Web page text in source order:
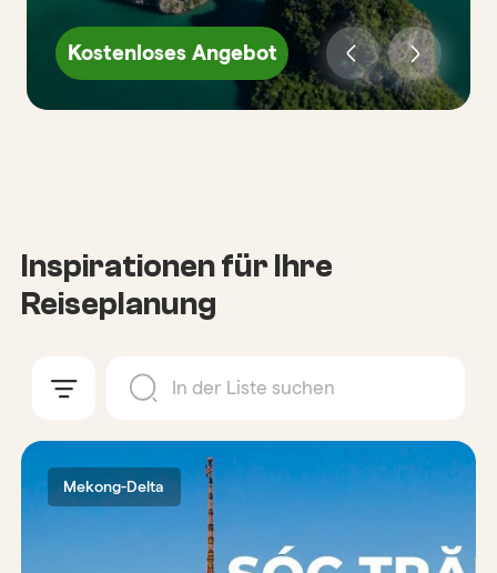
Kostenloses Angebot
Inspirationen für Ihre
Reiseplanung
Mekong-Delta